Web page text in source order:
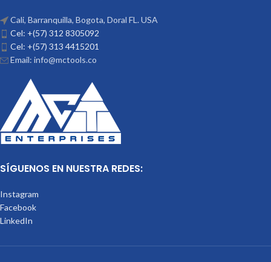
Cali, Barranquilla, Bogota, Doral FL. USA
Cel: +(57) 312 8305092
Cel: +(57) 313 4415201
Email: info@mctools.co
SÍGUENOS EN NUESTRA REDES:
Instagram
Facebook
LinkedIn